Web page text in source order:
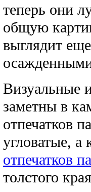
теперь они
общую
выглядит
Визуальные
заметны в
отпечатков
угловатые, а
отпечатков
толстого